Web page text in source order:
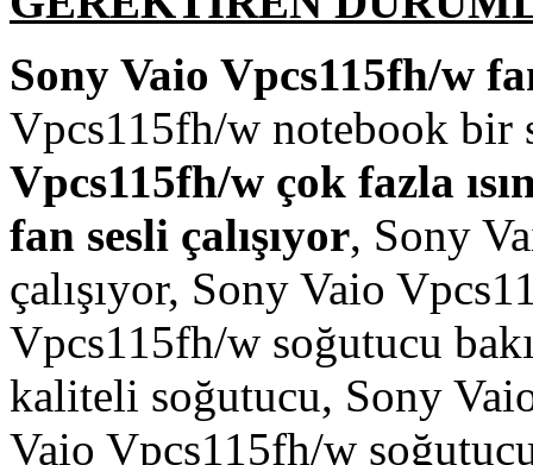
Sony Vaio Vpcs115fh/w
Vpcs115fh/w notebook bir
Vpcs115fh/w çok fazla
fan sesli çalışıyor, Sony
çalışıyor, Sony Vaio
Vpcs115fh/w soğutucu
kaliteli soğutucu, Sony
Vaio Vpcs115fh/w